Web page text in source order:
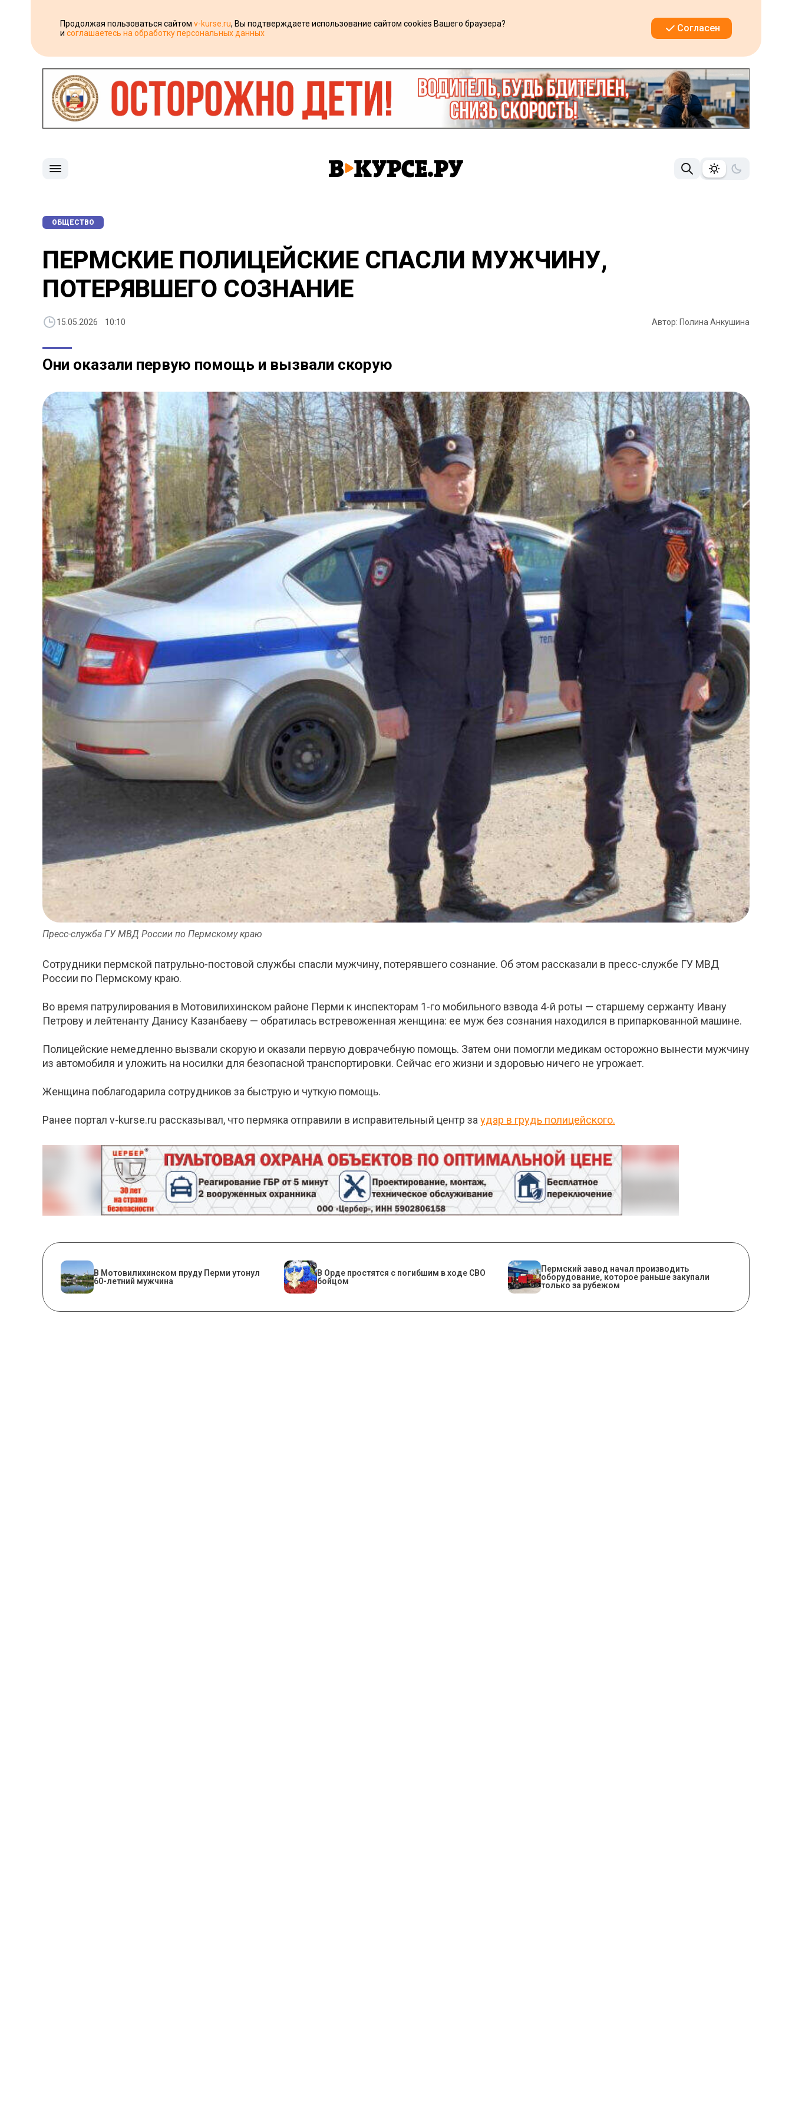
Продолжая пользоваться сайтом v-kurse.ru, Вы подтверждаете использование сайтом cookies Вашего браузера?
и соглашаетесь на обработку персональных данных Согласен
ОБЩЕСТВО
​ПЕРМСКИЕ ПОЛИЦЕЙСКИЕ СПАСЛИ МУЖЧИНУ,
ПОТЕРЯВШЕГО СОЗНАНИЕ
15.05.2026 10:10 Автор: Полина Анкушина
Они оказали первую помощь и вызвали скорую
Пресс-служба ГУ МВД России по Пермскому краю
Сотрудники пермской патрульно-постовой службы спасли мужчину, потерявшего сознание. Об этом рассказали в пресс-службе ГУ МВД
России по Пермскому краю.
Во время патрулирования в Мотовилихинском районе Перми к инспекторам 1-го мобильного взвода 4-й роты — старшему сержанту Ивану
Петрову и лейтенанту Данису Казанбаеву — обратилась встревоженная женщина: ее муж без сознания находился в припаркованной машине.
Полицейские немедленно вызвали скорую и оказали первую доврачебную помощь. Затем они помогли медикам осторожно вынести мужчину
из автомобиля и уложить на носилки для безопасной транспортировки. Сейчас его жизни и здоровью ничего не угрожает.
Женщина поблагодарила сотрудников за быструю и чуткую помощь.
Ранее портал v-kurse.ru рассказывал, что пермяка отправили в исправительный центр за удар в грудь полицейского.
В Мотовилихинском пруду Перми утонул
60-летний мужчина
В Орде простятся с погибшим в ходе СВО
бойцом
​Пермский завод начал производить
оборудование, которое раньше закупали
только за рубежом